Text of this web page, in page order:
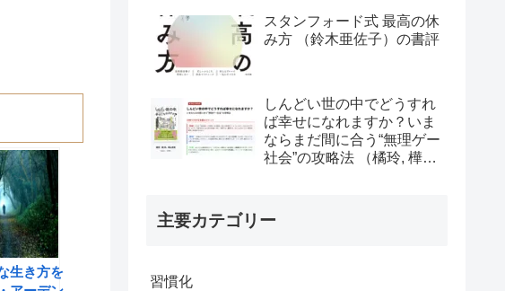
生き方を
スタンフォード式 最高の休
み方 （鈴木亜佐子）の書評
しんどい世の中でどうすれ
ば幸せになれますか？いま
ならまだ間に合う“無理ゲー
社会”の攻略法 （橘玲, 樺山
主要カテゴリー
習慣化